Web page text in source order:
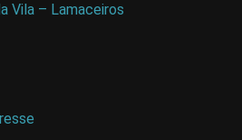
Vila – Lamaceiros